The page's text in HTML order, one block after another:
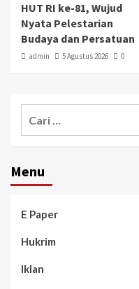
HUT RI ke-81, Wujud
Nyata Pelestarian
Budaya dan Persatuan
admin 5 Agustus 2026 0
Menu
E Paper
Hukrim
Iklan